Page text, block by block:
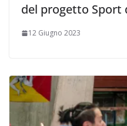
del progetto Sport
12 Giugno 2023